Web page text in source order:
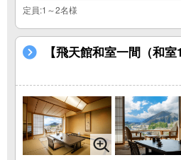
定員:1～2名様
【飛天館和室一間（和室